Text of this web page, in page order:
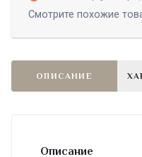
Смотрите похожие
ОПИСАНИЕ
Описание